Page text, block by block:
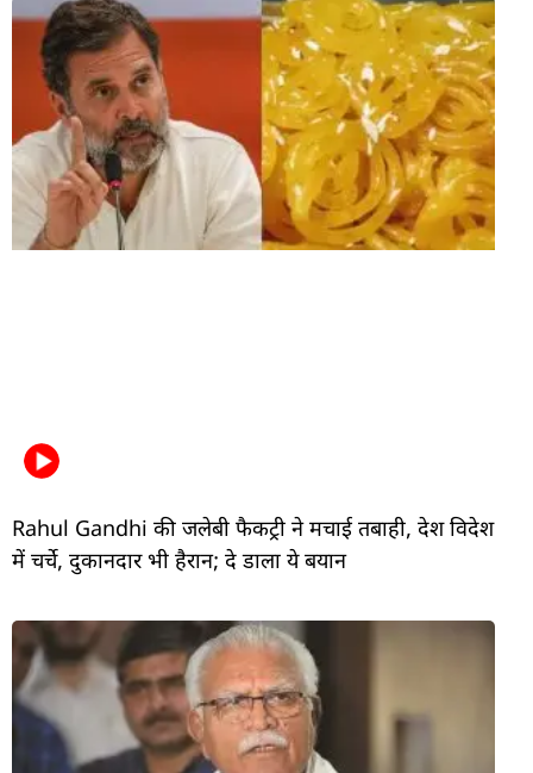
Rahul Gandhi की जलेबी फैकट्री ने मचाई तबाही, देश विदेश
में चर्चे, दुकानदार भी हैरान; दे डाला ये बयान